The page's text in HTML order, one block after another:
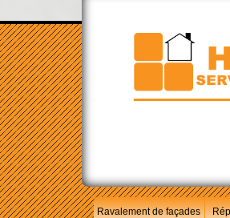
Ravalement de façades